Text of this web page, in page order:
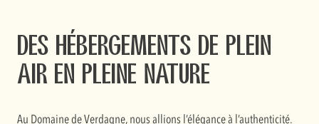
Des hébergements de plein
air en pleine nature
Au Domaine de Verdagne, nous allions l’élégance à l’authenticité.